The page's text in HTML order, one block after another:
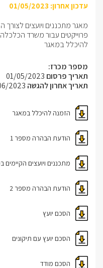
עדכון אחרון: 01/05/2023
מאגר מתכננים ויועצים לצורך
פרוייקטים עבור משרד הכלכלה
להיכלל במאגר
מספר מכרז:
תאריך פרסום 01/05/2023
תאריך אחרון להגשה 2023
הזמנה להיכלל במאגר
הודעת הבהרה מספר 1
מתכננים ויועצים הקיימים
הודעת הבהרה מספר 2
הסכם יועץ
הסכם יועץ עם תיקונים
הסכם מודד